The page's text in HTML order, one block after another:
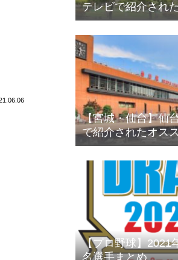
テレビで紹介され
店
【宮城・仙台】仙
で紹介されたオス
【プロ野球】2021
名選手まとめ